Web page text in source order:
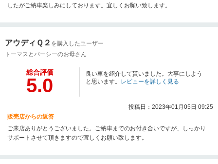
したがご納車楽しみにしております。宜しくお願い致します。
アウディＱ２ を購入したユーザー
トーマスとパーシーのお母さん
総合評価
5.0
良い車を紹介して貰いました。大事にしよう
と思います。 レビューを詳しく見る
投稿日：2023年01月05日 09:25
販売店からの返答
ご来店ありがとうございました。ご納車までのお付き合いですが、しっかり
サポートさせて頂きますので宜しくお願い致します。